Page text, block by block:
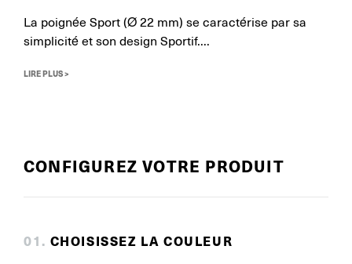
La poignée Sport (Ø 22 mm) se caractérise par sa
simplicité et son design Sportif....
LIRE PLUS >
CONFIGUREZ VOTRE PRODUIT
01 . CHOISISSEZ LA COULEUR